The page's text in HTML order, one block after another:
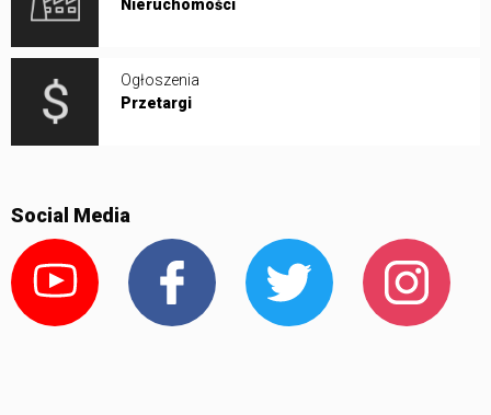
Nieruchomości
Ogłoszenia
Przetargi
Social Media